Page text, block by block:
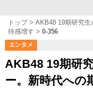
トップ
AKB48 19期研究
待感増す
0-356
エンタメ
AKB48 19期研
ー。新時代への